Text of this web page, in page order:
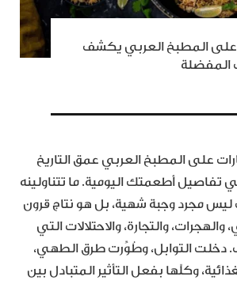
على المطبخ العربي يكشف
على المطبخ العربي عمق التاريخ
تفاصيل أطعمتك اليومية. ما تتناولينه
مجرد وجبة شهية، بل هو نتاج قرون
والهجرات، والتجارة، والاحتلالات التي
دخلت التوابل، وطُوِّرت طرق الطهي،
وكلّها بفعل التأثير المتبادل بين